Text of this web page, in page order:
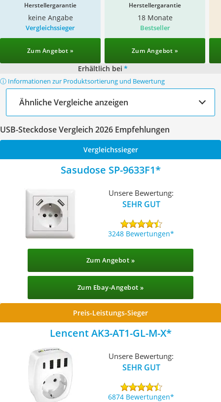
Herstellergarantie
keine Angabe
Herstellergarantie
18 Monate
Vergleichssieger
Zum Angebot »
Bestseller
Zum Angebot »
Erhältlich bei *
ⓘ Informationen zur Produktsortierung und Bewertung
Ähnliche Vergleiche anzeigen
USB-Steckdose Vergleich 2026 Empfehlungen
Vergleichssieger
Sasudose SP-9633F1
Unsere Bewertung:
SEHR GUT
3248 Bewertungen
Zum Angebot »
Zum Ebay-Angebot »
Preis-Leistungs-Sieger
Lencent AK3-AT1-GL-M-X
Unsere Bewertung:
SEHR GUT
6874 Bewertungen